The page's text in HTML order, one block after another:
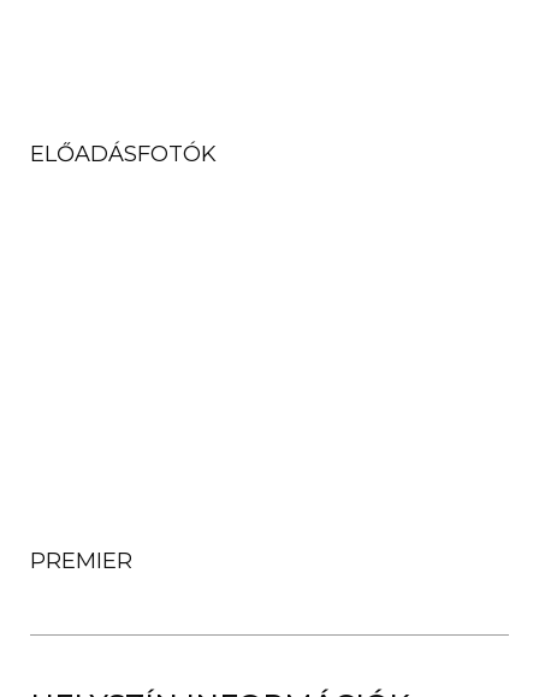
ELŐADÁSFOTÓK
PREMIER